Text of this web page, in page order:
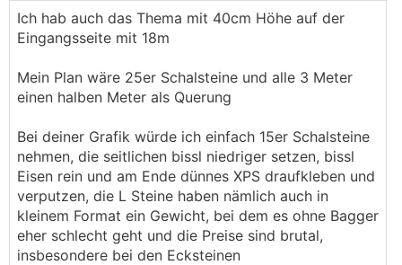
Ich hab auch das Thema mit 40cm Höhe auf der
Eingangsseite mit 18m
Mein Plan wäre 25er Schalsteine und alle 3 Meter
einen halben Meter als Querung
Bei deiner Grafik würde ich einfach 15er Schalsteine
nehmen, die seitlichen bissl niedriger setzen, bissl
Eisen rein und am Ende dünnes XPS draufkleben und
verputzen, die L Steine haben nämlich auch in
kleinem Format ein Gewicht, bei dem es ohne Bagger
eher schlecht geht und die Preise sind brutal,
insbesondere bei den Ecksteinen